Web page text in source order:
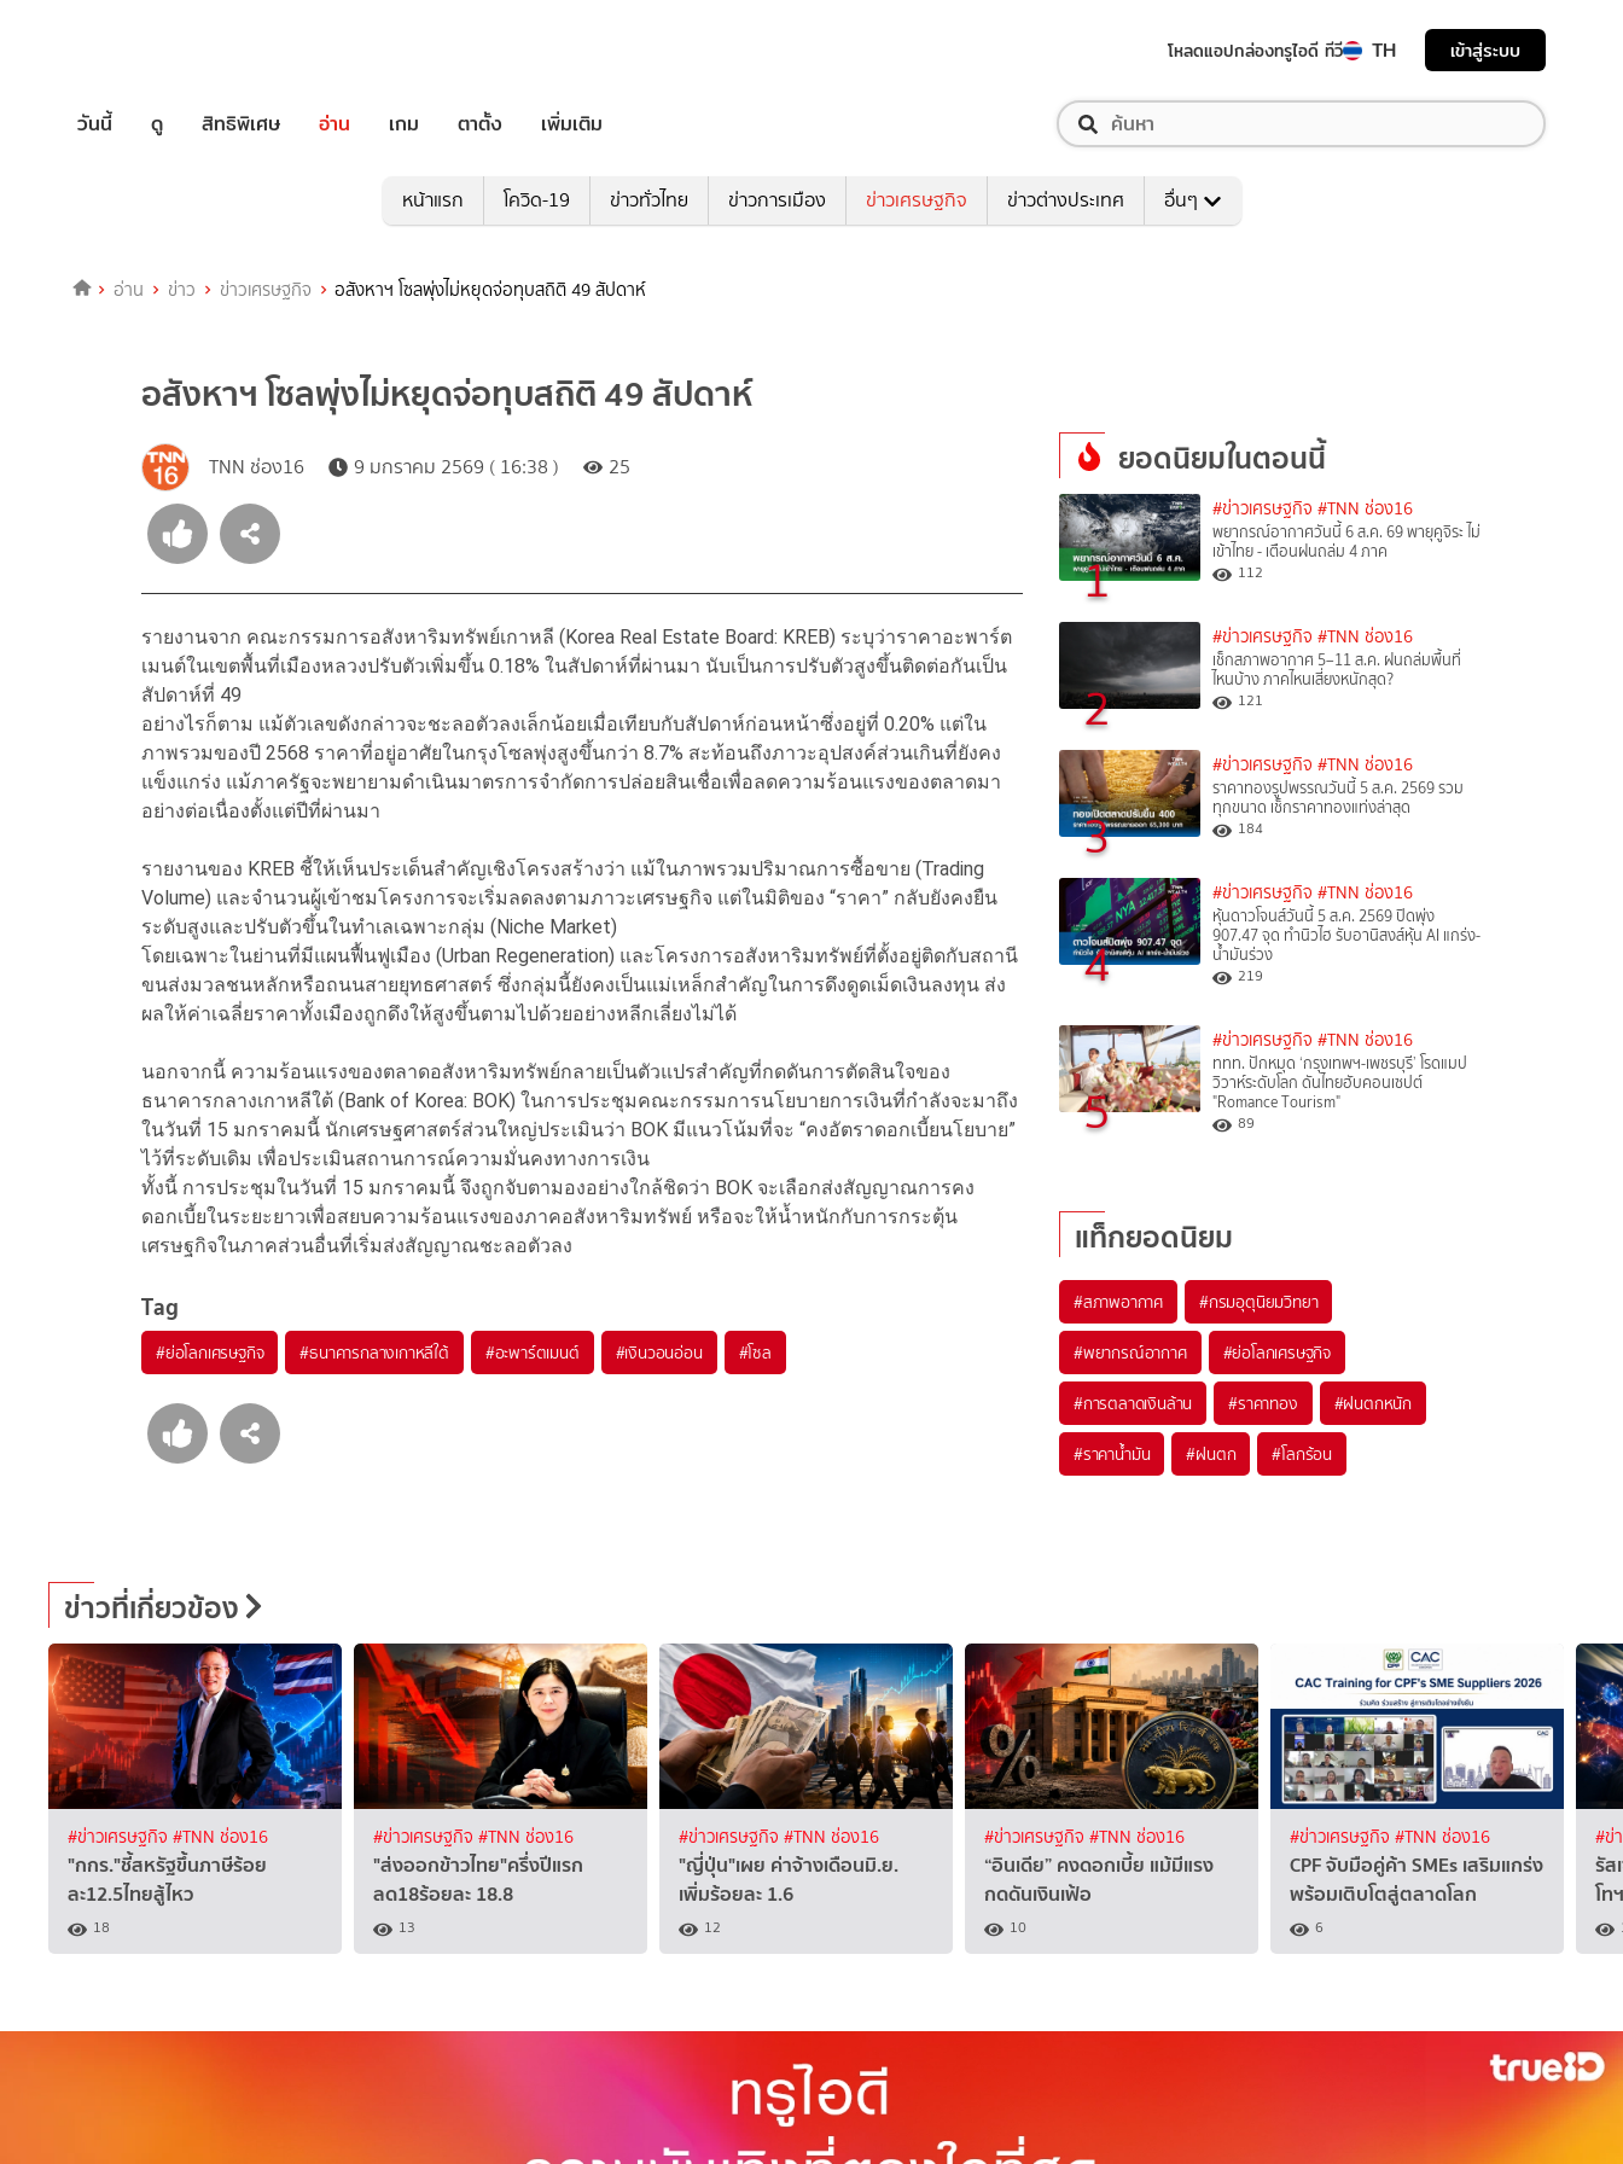
โหลดแอปกล่องทรูไอดี ทีวี TH เข้าสู่ระบบ
วันนี้ ดู สิทธิพิเศษ อ่าน เกม ตาตั้ง เพิ่มเติม
หน้าแรก โควิด-19 ข่าวทั่วไทย ข่าวการเมือง ข่าวเศรษฐกิจ ข่าวต่างประเทศ อื่นๆ
อ่าน ข่าว ข่าวเศรษฐกิจ อสังหาฯ โซลพุ่งไม่หยุดจ่อทุบสถิติ 49 สัปดาห์
อสังหาฯ โซลพุ่งไม่หยุดจ่อทุบสถิติ 49 สัปดาห์
TNN ช่อง16 9 มกราคม 2569 ( 16:38 ) 25
รายงานจาก คณะกรรมการอสังหาริมทรัพย์เกาหลี (Korea Real Estate Board: KREB) ระบุว่าราคาอะพาร์ต
เมนต์ในเขตพื้นที่เมืองหลวงปรับตัวเพิ่มขึ้น 0.18% ในสัปดาห์ที่ผ่านมา นับเป็นการปรับตัวสูงขึ้นติดต่อกันเป็น
สัปดาห์ที่ 49
อย่างไรก็ตาม แม้ตัวเลขดังกล่าวจะชะลอตัวลงเล็กน้อยเมื่อเทียบกับสัปดาห์ก่อนหน้าซึ่งอยู่ที่ 0.20% แต่ใน
ภาพรวมของปี 2568 ราคาที่อยู่อาศัยในกรุงโซลพุ่งสูงขึ้นกว่า 8.7% สะท้อนถึงภาวะอุปสงค์ส่วนเกินที่ยังคง
แข็งแกร่ง แม้ภาครัฐจะพยายามดำเนินมาตรการจำกัดการปล่อยสินเชื่อเพื่อลดความร้อนแรงของตลาดมา
อย่างต่อเนื่องตั้งแต่ปีที่ผ่านมา
รายงานของ KREB ชี้ให้เห็นประเด็นสำคัญเชิงโครงสร้างว่า แม้ในภาพรวมปริมาณการซื้อขาย (Trading
Volume) และจำนวนผู้เข้าชมโครงการจะเริ่มลดลงตามภาวะเศรษฐกิจ แต่ในมิติของ “ราคา” กลับยังคงยืน
ระดับสูงและปรับตัวขึ้นในทำเลเฉพาะกลุ่ม (Niche Market)
โดยเฉพาะในย่านที่มีแผนฟื้นฟูเมือง (Urban Regeneration) และโครงการอสังหาริมทรัพย์ที่ตั้งอยู่ติดกับสถานี
ขนส่งมวลชนหลักหรือถนนสายยุทธศาสตร์ ซึ่งกลุ่มนี้ยังคงเป็นแม่เหล็กสำคัญในการดึงดูดเม็ดเงินลงทุน ส่ง
ผลให้ค่าเฉลี่ยราคาทั้งเมืองถูกดึงให้สูงขึ้นตามไปด้วยอย่างหลีกเลี่ยงไม่ได้
นอกจากนี้ ความร้อนแรงของตลาดอสังหาริมทรัพย์กลายเป็นตัวแปรสำคัญที่กดดันการตัดสินใจของ
ธนาคารกลางเกาหลีใต้ (Bank of Korea: BOK) ในการประชุมคณะกรรมการนโยบายการเงินที่กำลังจะมาถึง
ในวันที่ 15 มกราคมนี้ นักเศรษฐศาสตร์ส่วนใหญ่ประเมินว่า BOK มีแนวโน้มที่จะ “คงอัตราดอกเบี้ยนโยบาย”
ไว้ที่ระดับเดิม เพื่อประเมินสถานการณ์ความมั่นคงทางการเงิน
ทั้งนี้ การประชุมในวันที่ 15 มกราคมนี้ จึงถูกจับตามองอย่างใกล้ชิดว่า BOK จะเลือกส่งสัญญาณการคง
ดอกเบี้ยในระยะยาวเพื่อสยบความร้อนแรงของภาคอสังหาริมทรัพย์ หรือจะให้น้ำหนักกับการกระตุ้น
เศรษฐกิจในภาคส่วนอื่นที่เริ่มส่งสัญญาณชะลอตัวลง
Tag
#ย่อโลกเศรษฐกิจ #ธนาคารกลางเกาหลีใต้ #อะพาร์ตเมนต์ #เงินวอนอ่อน #โซล
ยอดนิยมในตอนนี้
1
#ข่าวเศรษฐกิจ #TNN ช่อง16
พยากรณ์อากาศวันนี้ 6 ส.ค. 69 พายุคูจิระ ไม่
เข้าไทย - เตือนฝนถล่ม 4 ภาค
112
2
#ข่าวเศรษฐกิจ #TNN ช่อง16
เช็กสภาพอากาศ 5–11 ส.ค. ฝนถล่มพื้นที่
ไหนบ้าง ภาคไหนเสี่ยงหนักสุด?
121
3
#ข่าวเศรษฐกิจ #TNN ช่อง16
ราคาทองรูปพรรณวันนี้ 5 ส.ค. 2569 รวม
ทุกขนาด เช็กราคาทองแท่งล่าสุด
184
4
#ข่าวเศรษฐกิจ #TNN ช่อง16
หุ้นดาวโจนส์วันนี้ 5 ส.ค. 2569 ปิดพุ่ง
907.47 จุด ทำนิวไฮ รับอานิสงส์หุ้น AI แกร่ง-
น้ำมันร่วง
219
5
#ข่าวเศรษฐกิจ #TNN ช่อง16
ททท. ปักหมุด ‘กรุงเทพฯ-เพชรบุรี’ โรดแมป
วิวาห์ระดับโลก ดันไทยฮับคอนเซปต์
"Romance Tourism"
89
แท็กยอดนิยม
#สภาพอากาศ #กรมอุตุนิยมวิทยา
#พยากรณ์อากาศ #ย่อโลกเศรษฐกิจ
#การตลาดเงินล้าน #ราคาทอง #ฝนตกหนัก
#ราคาน้ำมัน #ฝนตก #โลกร้อน
ข่าวที่เกี่ยวข้อง
#ข่าวเศรษฐกิจ #TNN ช่อง16
"กกร."ชี้สหรัฐขึ้นภาษีร้อย
ละ12.5ไทยสู้ไหว
18
#ข่าวเศรษฐกิจ #TNN ช่อง16
"ส่งออกข้าวไทย"ครึ่งปีแรก
ลด18ร้อยละ 18.8
13
#ข่าวเศรษฐกิจ #TNN ช่อง16
"ญี่ปุ่น"เผย ค่าจ้างเดือนมิ.ย.
เพิ่มร้อยละ 1.6
12
#ข่าวเศรษฐกิจ #TNN ช่อง16
“อินเดีย” คงดอกเบี้ย แม้มีแรง
กดดันเงินเฟ้อ
10
#ข่าวเศรษฐกิจ #TNN ช่อง16
CPF จับมือคู่ค้า SMEs เสริมแกร่ง
พร้อมเติบโตสู่ตลาดโลก
6
#ข่
รั
โท